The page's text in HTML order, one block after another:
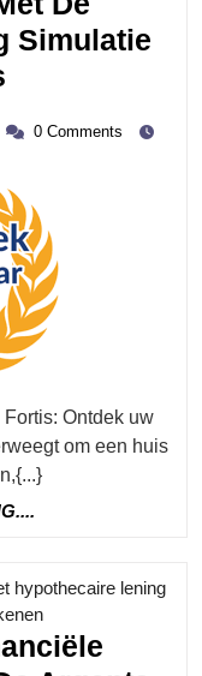
Simulatie
Ontdek
Financiële
Met
De
Hypothecaire
Lening
Simulatie
Fortis
0 Comments
om een huis
hypothecaire lening
Category